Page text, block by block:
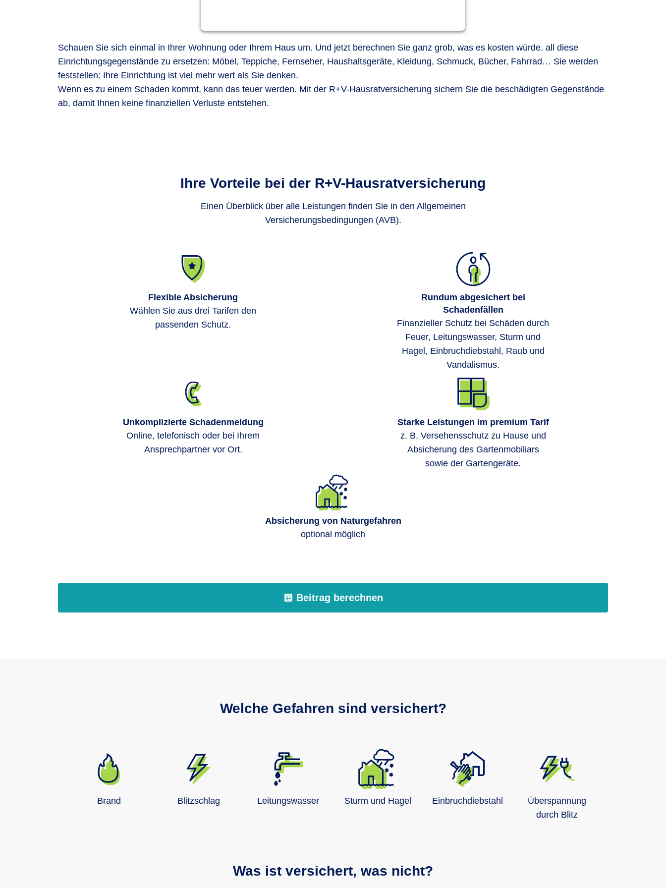
Schauen Sie sich einmal in Ihrer Wohnung oder Ihrem Haus um. Und jetzt berechnen Sie ganz grob, was es kosten würde, all diese
Einrichtungsgegenstände zu ersetzen: Möbel, Teppiche, Fernseher, Haushaltsgeräte, Kleidung, Schmuck, Bücher, Fahrrad… Sie werden
feststellen: Ihre Einrichtung ist viel mehr wert als Sie denken.
Wenn es zu einem Schaden kommt, kann das teuer werden. Mit der R+V-Hausratversicherung sichern Sie die beschädigten Gegenstände
ab, damit Ihnen keine finanziellen Verluste entstehen.
Ihre Vorteile bei der R+V-Haus­rat­versi­cherung
Einen Überblick über alle Leistungen finden Sie in den Allgemeinen
Versicherungsbedingungen (AVB).
Flexible Absicherung
Wählen Sie aus drei Tarifen den
passenden Schutz.
Rundum abgesichert bei
Schadenfällen
Finanzieller Schutz bei Schäden durch
Feuer, Leitungswasser, Sturm und
Hagel, Einbruchdiebstahl, Raub und
Vandalismus.
Unkomplizierte Schadenmeldung
Online, telefonisch oder bei Ihrem
Ansprechpartner vor Ort.
Starke Leistungen im premium Tarif
z. B. Versehensschutz zu Hause und
Absicherung des Gartenmobiliars
sowie der Gartengeräte.
Absicherung von Naturgefahren
optional möglich
Beitrag berechnen
Welche Gefahren sind versichert?
Brand Blitzschlag Leitungswasser Sturm und Hagel Einbruchdiebstahl
Überspannung
durch Blitz
Was ist versichert, was nicht?